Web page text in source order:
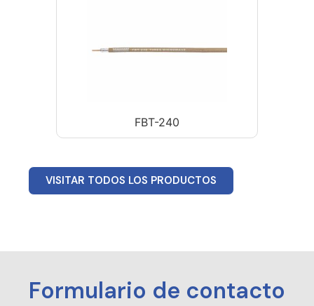
FBT-240
VISITAR TODOS LOS PRODUCTOS
Formulario de contacto